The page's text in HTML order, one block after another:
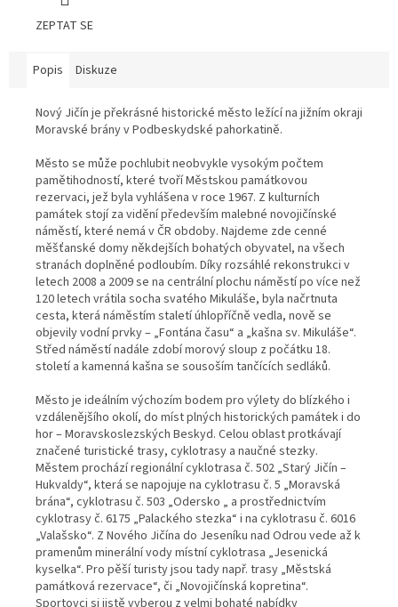
ZEPTAT SE
Popis Diskuze
Nový Jičín je překrásné historické město ležící na jižním okraji
Moravské brány v Podbeskydské pahorkatině.
Město se může pochlubit neobvykle vysokým počtem
pamětihodností, které tvoří Městskou památkovou
rezervaci, jež byla vyhlášena v roce 1967. Z kulturních
památek stojí za vidění především malebné novojičínské
náměstí, které nemá v ČR obdoby. Najdeme zde cenné
měšťanské domy někdejších bohatých obyvatel, na všech
stranách doplněné podloubím. Díky rozsáhlé rekonstrukci v
letech 2008 a 2009 se na centrální plochu náměstí po více než
120 letech vrátila socha svatého Mikuláše, byla načrtnuta
cesta, která náměstím staletí úhlopříčně vedla, nově se
objevily vodní prvky – „Fontána času“ a „kašna sv. Mikuláše“.
Střed náměstí nadále zdobí morový sloup z počátku 18.
století a kamenná kašna se sousoším tančících sedláků.
Město je ideálním výchozím bodem pro výlety do blízkého i
vzdálenějšího okolí, do míst plných historických památek i do
hor – Moravskoslezských Beskyd. Celou oblast protkávají
značené turistické trasy, cyklotrasy a naučné stezky.
Městem prochází regionální cyklotrasa č. 502 „Starý Jičín –
Hukvaldy“, která se napojuje na cyklotrasu č. 5 „Moravská
brána“, cyklotrasu č. 503 „Odersko „ a prostřednictvím
cyklotrasy č. 6175 „Palackého stezka“ i na cyklotrasu č. 6016
„Valašsko“. Z Nového Jičína do Jeseníku nad Odrou vede až k
pramenům minerální vody místní cyklotrasa „Jesenická
kyselka“. Pro pěší turisty jsou tady např. trasy „Městská
památková rezervace“, či „Novojičínská kopretina“.